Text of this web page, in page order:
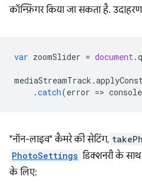
कॉन्फ़िगर किया जा सकता है.
var zoomSlider = document.
mediaStreamTrack .
.catch(error => console
"नॉन-लाइव" कैमरे की सेटिंग,
PhotoSettings डिक्शनरी के
के लिए: